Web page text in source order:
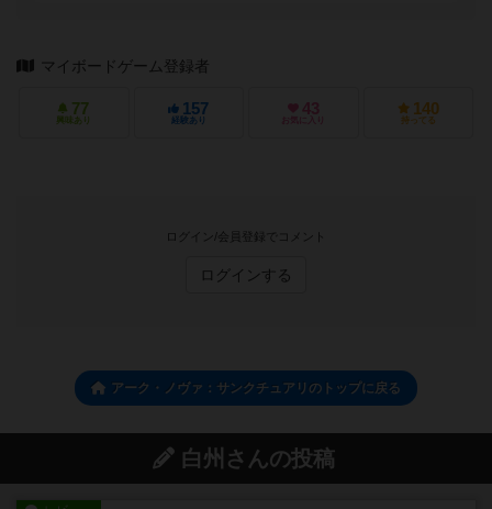
マイボードゲーム登録者
77
興味あり
157
経験あり
43
お気に入り
140
持ってる
ログイン/会員登録でコメント
ログインする
アーク・ノヴァ：サンクチュアリのトップに戻る
白州さんの投稿